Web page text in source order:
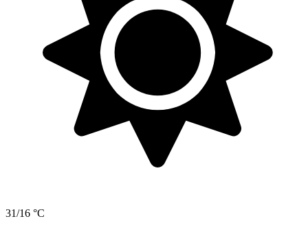
31/16 °C